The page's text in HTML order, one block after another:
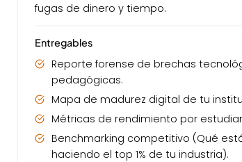
fugas de dinero y tiempo.
Entregables
Reporte forense de brechas
pedagógicas.
Mapa de madurez digital de tu
Métricas de rendimiento por
Benchmarking competitivo (Qué
haciendo el top 1% de tu industria).